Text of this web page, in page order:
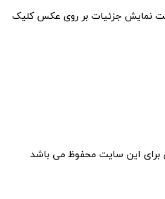
نمایش جزئیات بر روی عکس کلیک
برای این سایت محفوظ می باشد